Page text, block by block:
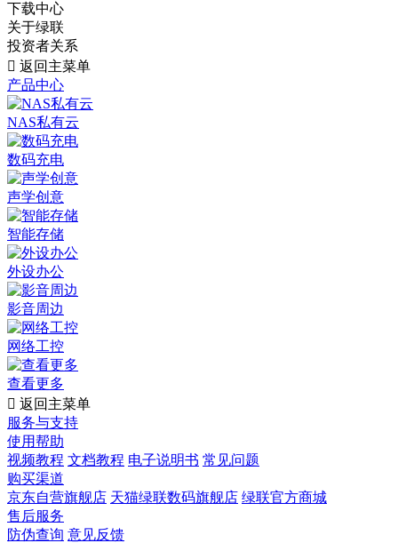
下载中心
关于绿联
投资者关系
 返回主菜单
产品中心
NAS私有云
数码充电
声学创意
智能存储
外设办公
影音周边
网络工控
查看更多
 返回主菜单
服务与支持
使用帮助
视频教程 文档教程 电子说明书 常见问题
购买渠道
京东自营旗舰店 天猫绿联数码旗舰店 绿联官方商城
售后服务
防伪查询 意见反馈